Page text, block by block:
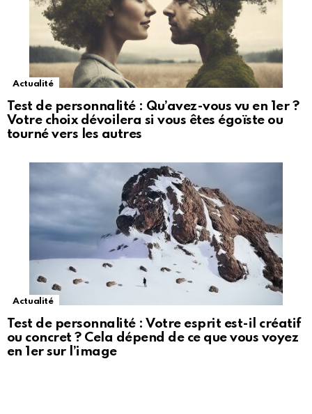
Actualité
Test de personnalité : Qu’avez-vous vu en 1er ?
Votre choix dévoilera si vous êtes égoïste ou
tourné vers les autres
Actualité
Test de personnalité : Votre esprit est-il créatif
ou concret ? Cela dépend de ce que vous voyez
en 1er sur l’image